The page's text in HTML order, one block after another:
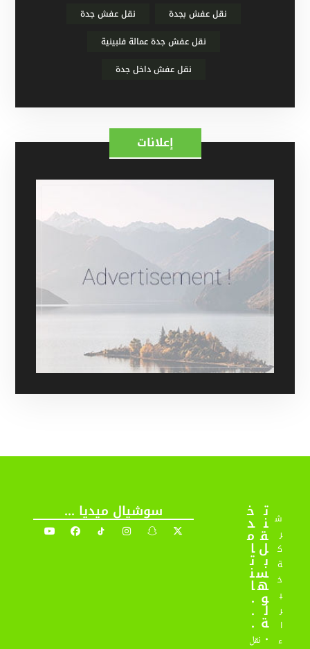
نقل عفش بجدة
نقل عفش جدة
نقل عفش جدة عمالة فلبينية
نقل عفش داخل جدة
إعلانات
ش
ر
ك
ة
خ
ب
ر
ا
ء
ت
ن
ق
ل
ب
س
ه
و
ل
ة
.
خ
د
م
ا
ت
ن
ا
.
.
.
نقل
سوشيال ميديا ...